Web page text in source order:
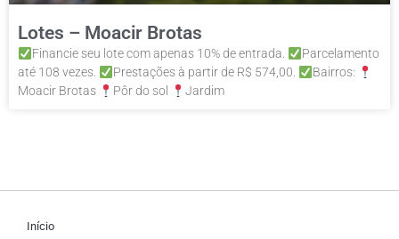
Lotes – Moacir Brotas
Financie seu lote com apenas 10% de entrada.
Parcelamento
até 108 vezes.
Prestações à partir de R$ 574,00.
Bairros:
Moacir Brotas
Pôr do sol Jardim
Início